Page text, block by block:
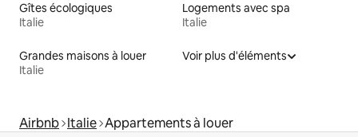
Gîtes écologiques
Italie
Logements avec spa
Italie
Grandes maisons à louer
Italie
Voir plus d'éléments
Airbnb Italie Appartements à louer